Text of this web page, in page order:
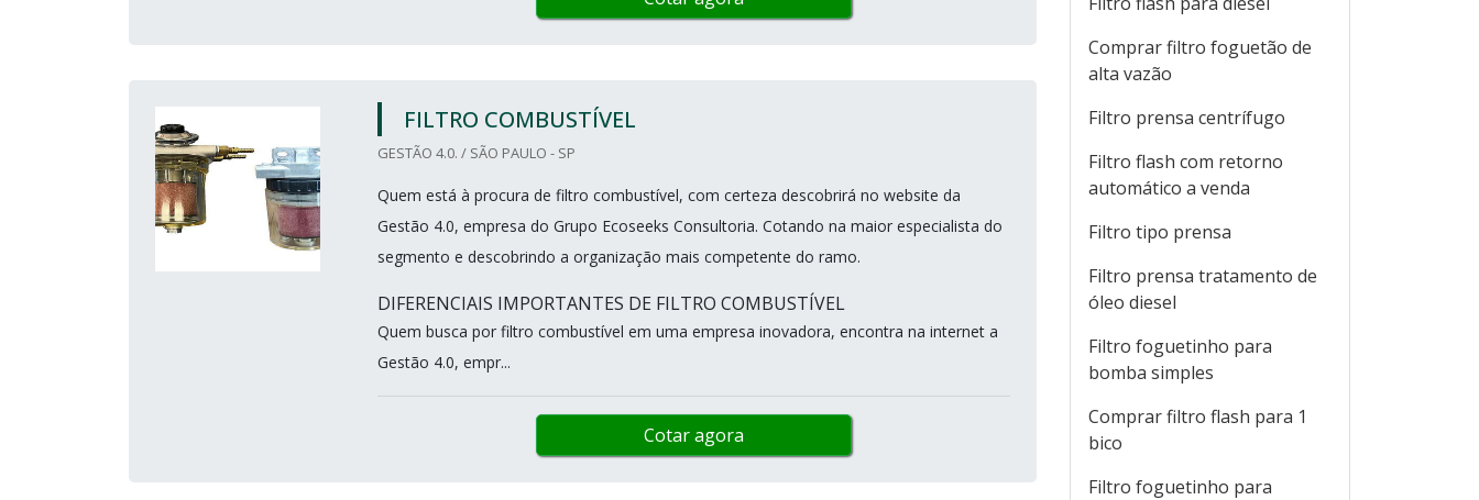
FILTRO COMBUSTÍVEL
GESTÃO 4.0. / SÃO PAULO - SP
Quem está à procura de filtro combustível, com certeza descobrirá no website da
Gestão 4.0, empresa do Grupo Ecoseeks Consultoria. Cotando na maior especialista do
segmento e descobrindo a organização mais competente do ramo.
DIFERENCIAIS IMPORTANTES DE FILTRO COMBUSTÍVEL
Quem busca por filtro combustível em uma empresa inovadora, encontra na internet a
Gestão 4.0, empr...
Cotar agora
Comprar filtro foguetão de
alta vazão
Filtro prensa centrífugo
Filtro flash com retorno
automático a venda
Filtro tipo prensa
Filtro prensa tratamento de
óleo diesel
Filtro foguetinho para
bomba simples
Comprar filtro flash para 1
bico
Filtro foguetinho para